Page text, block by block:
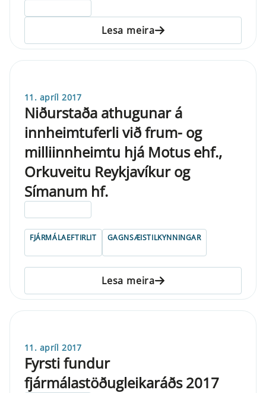
Lesa meira
11. apríl 2017
Niðurstaða athugunar á
innheimtuferli við frum- og
milliinnheimtu hjá Motus ehf.,
Orkuveitu Reykjavíkur og
Símanum hf.
FJÁRMÁLAEFTIRLIT GAGNSÆISTILKYNNINGAR
Lesa meira
11. apríl 2017
Fyrsti fundur
fjármálastöðugleikaráðs 2017